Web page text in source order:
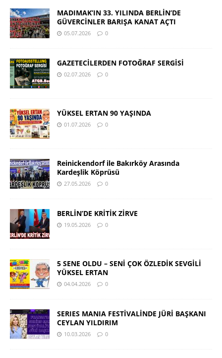
MADIMAK’IN 33. YILINDA BERLİN’DE
GÜVERCİNLER BARIŞA KANAT AÇTI
05.07.2026 0
GAZETECİLERDEN FOTOĞRAF SERGİSİ
02.07.2026 0
YÜKSEL ERTAN 90 YAŞINDA
01.07.2026 0
Reinickendorf ile Bakırköy Arasında
Kardeşlik Köprüsü
27.05.2026 0
BERLİN’DE KRİTİK ZİRVE
19.05.2026 0
5 SENE OLDU – SENİ ÇOK ÖZLEDİK SEVGİLİ
YÜKSEL ERTAN
04.04.2026 0
SERIES MANIA FESTİVALİNDE JÜRİ BAŞKANI
CEYLAN YILDIRIM
10.03.2026 0